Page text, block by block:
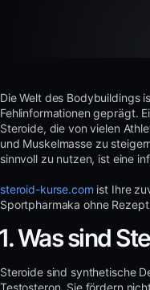
Die Welt des Bodybuildings
Fehlinformationen geprägt.
Steroide, die von vielen
und Muskelmasse zu
sinnvoll zu nutzen, ist eine
steroid-kurse.com ist Ihre
Sportpharmaka ohne
Was sind
Steroide sind synthetische